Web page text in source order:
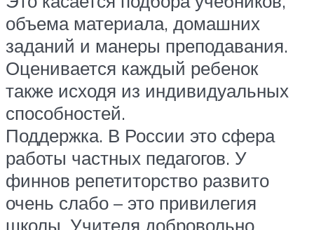
объема материала, домашних
заданий и манеры преподавания.
Оценивается каждый ребенок
также исходя из индивидуальных
способностей.
Поддержка. В России это сфера
работы частных педагогов. У
финнов репетиторство развито
очень слабо – это привилегия
школы. Учителя добровольно